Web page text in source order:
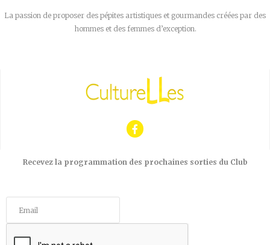
La passion de proposer des pépites artistiques et gourmandes créées par des
hommes et des femmes d’exception.
Recevez la programmation des prochaines sorties du Club